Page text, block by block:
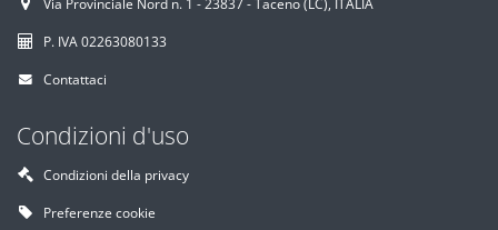
P. IVA 02263080133
Contattaci
Condizioni d'uso
Condizioni della privacy
Preferenze cookie